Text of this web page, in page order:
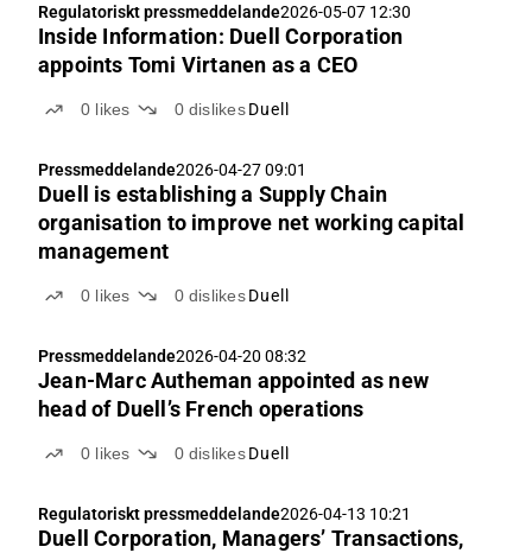
Regulatoriskt pressmeddelande2026-05-07 12:30
Inside Information: Duell Corporation
appoints Tomi Virtanen as a CEO
0 likes 0 dislikes Duell
Pressmeddelande2026-04-27 09:01
Duell is establishing a Supply Chain
organisation to improve net working capital
management
0 likes 0 dislikes Duell
Pressmeddelande2026-04-20 08:32
Jean-Marc Autheman appointed as new
head of Duell’s French operations
0 likes 0 dislikes Duell
Regulatoriskt pressmeddelande2026-04-13 10:21
Duell Corporation, Managers’ Transactions,